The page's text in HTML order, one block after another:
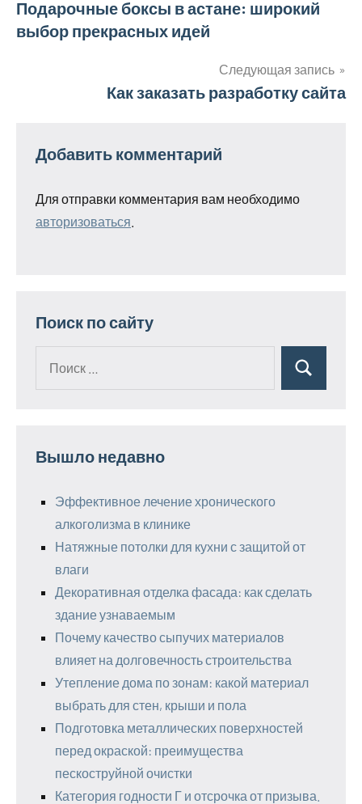
Навигация
по
Подарочные боксы в астане: широкий
выбор прекрасных идей
Следующая запись
Как заказать разработку сайта
Добавить комментарий
Для отправки комментария вам необходимо
авторизоваться
Поиск по сайту
Поиск
Вышло недавно
Эффективное лечение хронического
алкоголизма в клинике
Натяжные потолки для кухни с защитой от
влаги
Декоративная отделка фасада: как сделать
здание узнаваемым
Почему качество сыпучих материалов
влияет на долговечность строительства
Утепление дома по зонам: какой материал
выбрать для стен, крыши и пола
Подготовка металлических поверхностей
перед окраской: преимущества
пескоструйной очистки
Категория годности Г и отсрочка от призыва.